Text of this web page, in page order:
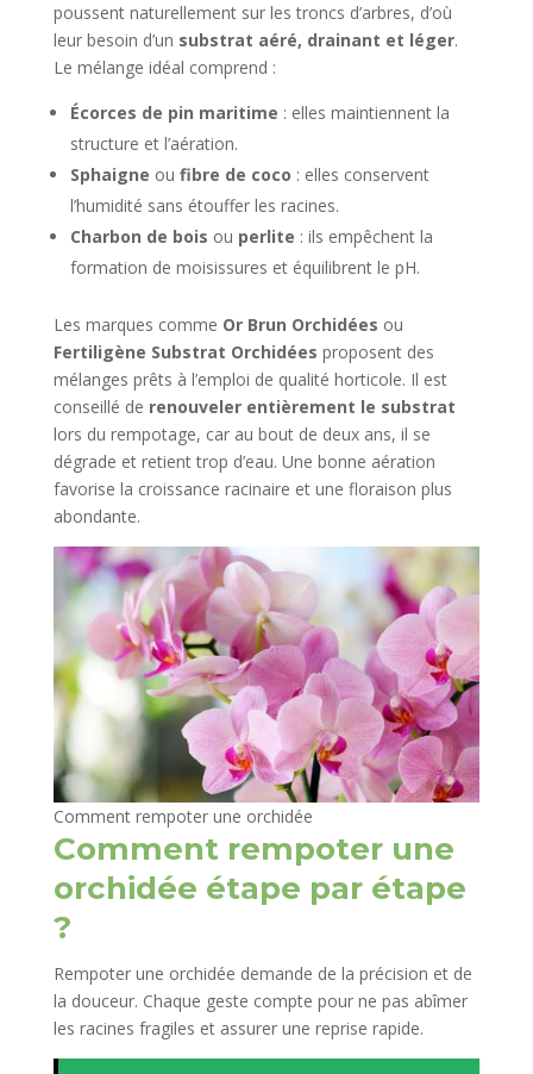
poussent naturellement sur les troncs d’arbres, d’où
leur besoin d’un substrat aéré, drainant et léger.
Le mélange idéal comprend :
Écorces de pin maritime : elles maintiennent la
structure et l’aération.
Sphaigne ou fibre de coco : elles conservent
l’humidité sans étouffer les racines.
Charbon de bois ou perlite : ils empêchent la
formation de moisissures et équilibrent le pH.
Les marques comme Or Brun Orchidées ou
Fertiligène Substrat Orchidées proposent des
mélanges prêts à l’emploi de qualité horticole. Il est
conseillé de renouveler entièrement le substrat
lors du rempotage, car au bout de deux ans, il se
dégrade et retient trop d’eau. Une bonne aération
favorise la croissance racinaire et une floraison plus
abondante.
Comment rempoter une orchidée
Comment rempoter une
orchidée étape par étape
?
Rempoter une orchidée demande de la précision et de
la douceur. Chaque geste compte pour ne pas abîmer
les racines fragiles et assurer une reprise rapide.